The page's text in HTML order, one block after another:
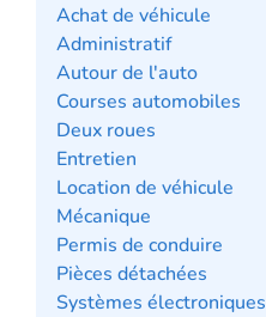
Achat de véhicule
Administratif
Autour de l'auto
Courses automobiles
Deux roues
Entretien
Location de véhicule
Mécanique
Permis de conduire
Pièces détachées
Systèmes électroniques